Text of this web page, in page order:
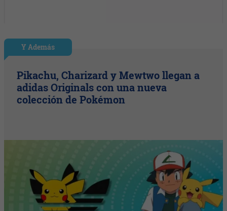
Y Además
Pikachu, Charizard y Mewtwo llegan a
adidas Originals con una nueva
colección de Pokémon